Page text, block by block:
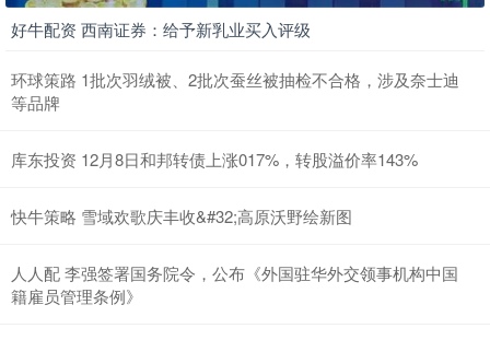
好牛配资 西南证券：给予新乳业买入评级
环球策路 1批次羽绒被、2批次蚕丝被抽检不合格，涉及奈士迪
等品牌
库东投资 12月8日和邦转债上涨017%，转股溢价率143%
快牛策略 雪域欢歌庆丰收&#32;高原沃野绘新图
人人配 李强签署国务院令，公布《外国驻华外交领事机构中国
籍雇员管理条例》